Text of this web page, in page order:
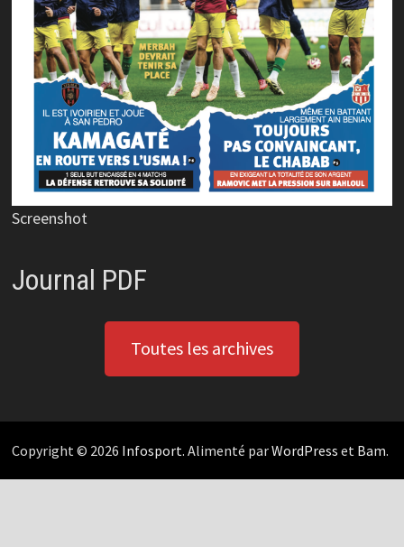
Screenshot
Journal PDF
Toutes les archives
Copyright © 2026 Infosport. Alimenté parWordPress et Bam.